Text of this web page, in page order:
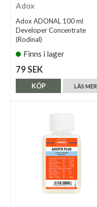
Adox
Adox ADONAL 100 ml
Developer Concentrate
(Rodinal)
Finns i lager
79 SEK
LÄS MER
KÖP